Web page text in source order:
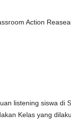
Action
listening siswa di
Kelas yang